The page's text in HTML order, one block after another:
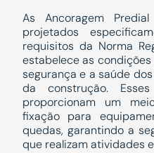
As Ancoragem
projetados
requisitos da Norma
estabelece as
segurança e a saúde
da construção.
proporcionam um
fixação para
quedas, garantindo a
que realizam atividades